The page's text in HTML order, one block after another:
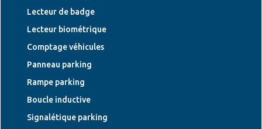
Lecteur de badge
Lecteur biométrique
Comptage véhicules
Panneau parking
Rampe parking
Boucle inductive
Signalétique parking